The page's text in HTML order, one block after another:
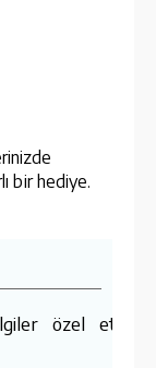
bir hediye.
özel